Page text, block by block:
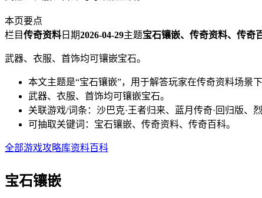
本页要点
栏目传奇资料 日期2026-04-29主题宝石镶嵌、传奇资料、传奇
武器、衣服、首饰均可镶嵌宝石。
本文主题是“宝石镶嵌”，用于解答玩家在传奇资料场景
武器、衣服、首饰均可镶嵌宝石。
关联游戏/词条：沙巴克·王者归来、蓝月传奇·回归版、烈
可抽取关键词：宝石镶嵌、传奇资料、传奇百科。
全部游戏攻略库资料百科
宝石镶嵌